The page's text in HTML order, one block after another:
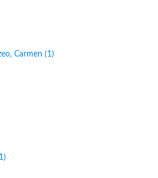
Carmen (1)